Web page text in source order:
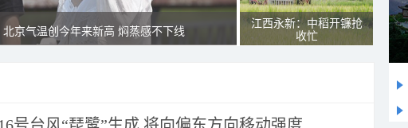
北京气温创今年来新高 焖蒸感不下线
江西永新：中稻开镰抢
收忙